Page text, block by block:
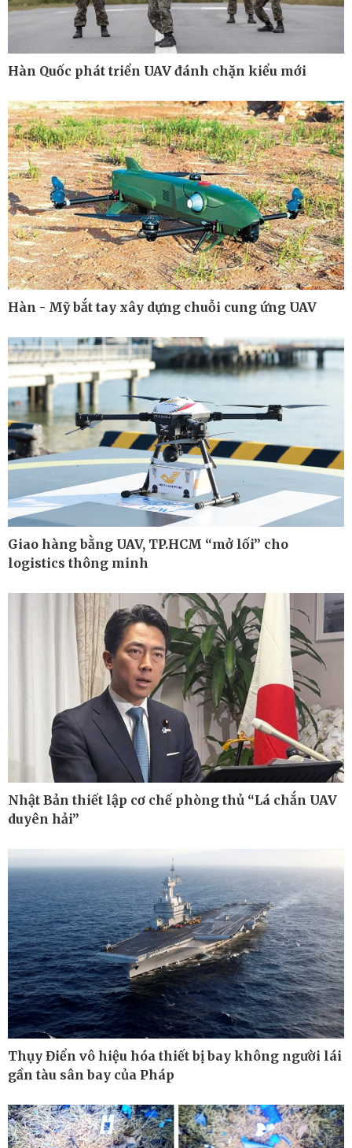
Thế giới
Quan sát
Hồ sơ
Multimedia
Ảnh
E-Magazine
Infographic
Kinh tế
Bất động sản
Khởi nghiệp
Thị trường
Giá vàng
Tiêu dùng
Tỷ giá
Giá cà phê
Pháp luật
Vụ án
Tin nóng
Tư vấn luật
Thể thao
Pickleball
Bóng đá quốc tế
Bóng đá Việt Nam
Thế giới thể thao
Lịch thi đấu bóng đá
eSports
Hậu trường
Hàn Quốc phát triển UAV đánh chặn kiểu mới
Hàn - Mỹ bắt tay xây dựng chuỗi cung ứng UAV
Giao hàng bằng UAV, TP.HCM “mở lối” cho
logistics thông minh
Nhật Bản thiết lập cơ chế phòng thủ “Lá chắn UAV
duyên hải”
Thụy Điển vô hiệu hóa thiết bị bay không người lái
gần tàu sân bay của Pháp